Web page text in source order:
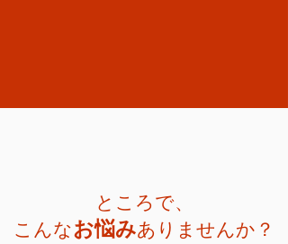
ところで、
こんなお悩みありませんか？